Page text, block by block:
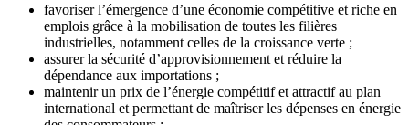
favoriser l’émergence d’une économie compétitive et riche en
emplois grâce à la mobilisation de toutes les filières
industrielles, notamment celles de la croissance verte ;
assurer la sécurité d’approvisionnement et réduire la
dépendance aux importations ;
maintenir un prix de l’énergie compétitif et attractif au plan
international et permettant de maîtriser les dépenses en énergie